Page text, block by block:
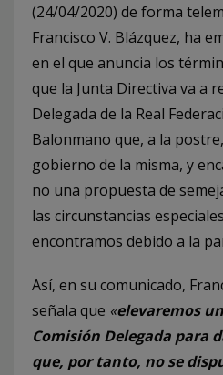
(24/04/2020) de forma
Francisco V. Blázquez, ha
en el que anuncia los
que la Junta Directiva va a
Delegada de la Real
Balonmano que, a la
gobierno de la misma, y
no una propuesta de
las circunstancias
encontramos debido a la
Así, en su comunicado,
señala que «elevaremos
Comisión Delegada para
que, por tanto, no se